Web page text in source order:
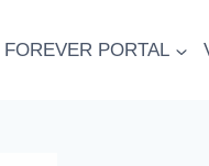
FOREVER PORTAL